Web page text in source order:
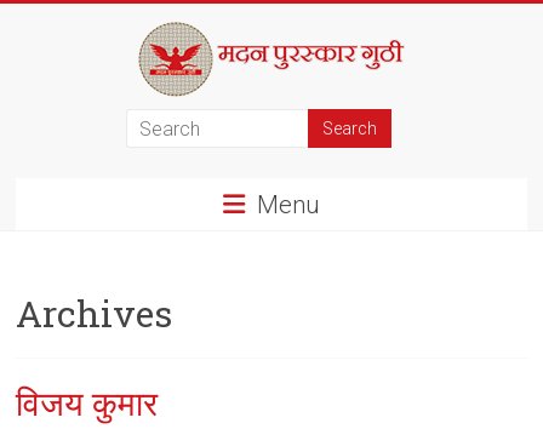
Menu
Archives
विजय कुमार